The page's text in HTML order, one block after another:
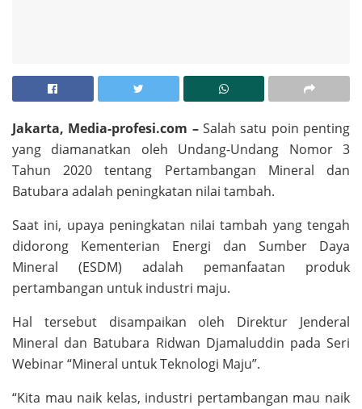
Jakarta, Media-profesi.com –Salah satu poin penting
yang diamanatkan oleh Undang-Undang Nomor 3
Tahun 2020 tentang Pertambangan Mineral dan
Batubara adalah peningkatan nilai tambah.
Saat ini, upaya peningkatan nilai tambah yang tengah
didorong Kementerian Energi dan Sumber Daya
Mineral (ESDM) adalah pemanfaatan produk
pertambangan untuk industri maju.
Hal tersebut disampaikan oleh Direktur Jenderal
Mineral dan Batubara Ridwan Djamaluddin pada Seri
Webinar “Mineral untuk Teknologi Maju”.
“Kita mau naik kelas, industri pertambangan mau naik